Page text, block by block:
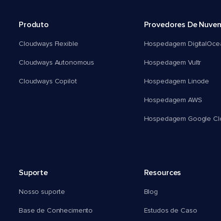
Produto
Cloudways Flexible
Cloudways Autonomous
Cloudways Copilot
Provedores De
Hospedagem
Hospedagem Vultr
Hospedagem Linode
Hospedagem AWS
Hospedagem Google
Suporte
Nosso suporte
Base de Conhecimento
Resources
Blog
Estudos de Caso